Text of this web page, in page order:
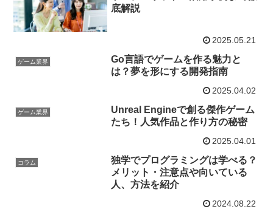
底解説
2025.05.21
ゲーム業界
Go言語でゲームを作る魅力と
は？夢を形にする開発指南
2025.04.02
ゲーム業界
Unreal Engineで創る傑作ゲーム
たち！人気作品と作り方の秘密
2025.04.01
コラム
独学でプログラミングは学べる？
メリット・注意点や向いている
人、方法を紹介
2024.08.22